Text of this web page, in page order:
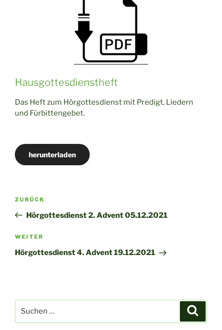
Hausgottesdienstheft
Das Heft zum Hörgottesdienst mit Predigt, Liedern
und Fürbittengebet.
herunterladen
Beitragsnavigation
Vorheriger
Beitrag
ZURÜCK
Hörgottesdienst 2. Advent 05.12.2021
Nächster
Beitrag
WEITER
Hörgottesdienst 4. Advent 19.12.2021
nach: